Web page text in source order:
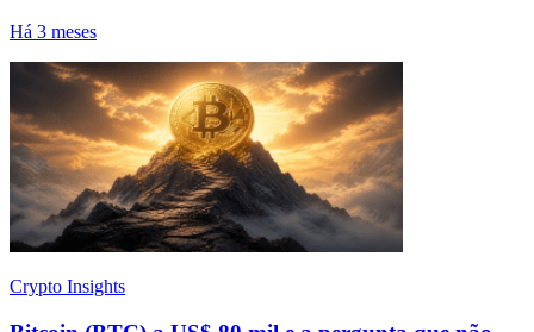
Há 3 meses
Crypto Insights